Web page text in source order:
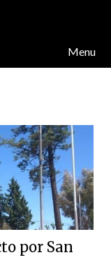
Menu
por San